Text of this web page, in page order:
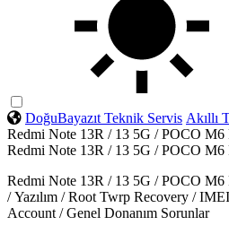
DoğuBayazıt Teknik Servis Akıllı
Redmi Note 13R / 13 5G / POCO M6
Redmi Note 13R / 13 5G / POCO M6
Redmi Note 13R / 13 5G / POCO M6
/ Yazılım / Root Twrp Recovery /
Account / Genel Donanım Sorunlar